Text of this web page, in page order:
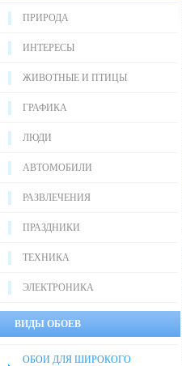
ПРИРОДА
ИНТЕРЕСЫ
ЖИВОТНЫЕ И ПТИЦЫ
ГРАФИКА
ЛЮДИ
АВТОМОБИЛИ
РАЗВЛЕЧЕНИЯ
ПРАЗДНИКИ
ТЕХНИКА
ЭЛЕКТРОНИКА
ВИДЫ ОБОЕВ
ОБОИ ДЛЯ ШИРОКОГО